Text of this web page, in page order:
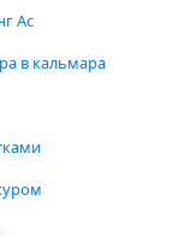
Ас
в кальмара